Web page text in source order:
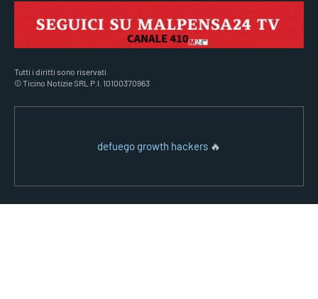
Tutti i diritti sono riservati
© Ticino Notizie SRL P.I. 10100370963
defuego growth hackers 🔥